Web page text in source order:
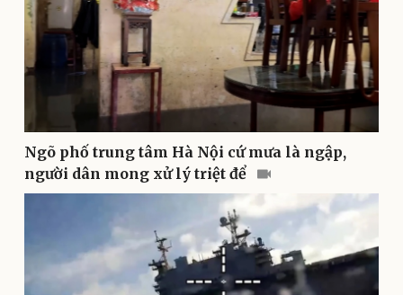
Cây thuốc
Sản phụ khoa
Nhi khoa
Nam khoa
Làm đẹp - giảm cân
Phòng mạch online
Ăn sạch sống khỏe
Blog
Tình yêu - Gia đình
Ngõ phố trung tâm Hà Nội cứ mưa là ngập,
người dân mong xử lý triệt để